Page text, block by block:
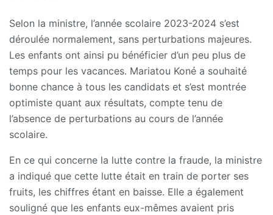
Selon la ministre, l’année scolaire 2023-2024 s’est
déroulée normalement, sans perturbations majeures.
Les enfants ont ainsi pu bénéficier d’un peu plus de
temps pour les vacances. Mariatou Koné a souhaité
bonne chance à tous les candidats et s’est montrée
optimiste quant aux résultats, compte tenu de
l’absence de perturbations au cours de l’année
scolaire.
En ce qui concerne la lutte contre la fraude, la ministre
a indiqué que cette lutte était en train de porter ses
fruits, les chiffres étant en baisse. Elle a également
souligné que les enfants eux-mêmes avaient pris